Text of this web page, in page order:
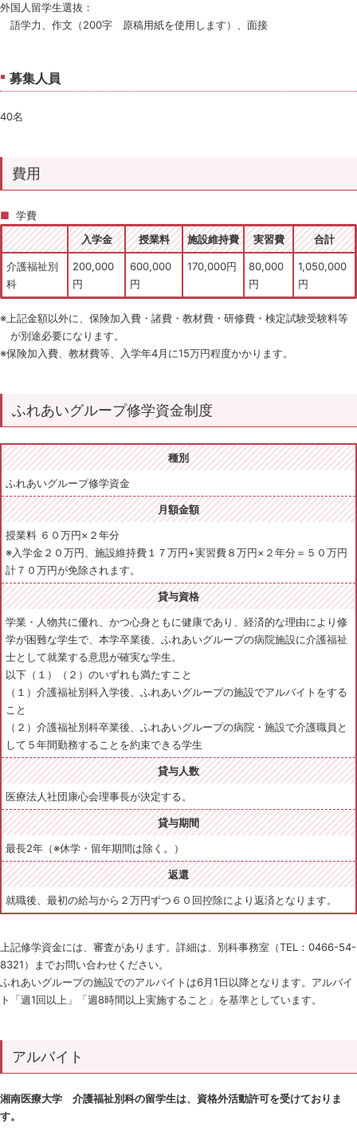
外国人留学生選抜：
語学力、作文（200字 原稿用紙を使用します）、面接
募集人員
40名
費用
学費
入学金
授業料 施設維持費 実習費 合計
介護福祉別
科
200,000
円
600,000
円
170,000円
80,000
円
1,050,000
円
※上記金額以外に、保険加入費・諸費・教材費・研修費・検定試験受験料等
が別途必要になります。
※保険加入費、教材費等、入学年4月に15万円程度かかります。
ふれあいグループ修学資金制度
種別
ふれあいグループ修学資金
月額金額
授業料 ６０万円×２年分
※入学金２０万円、施設維持費１７万円+実習費８万円×２年分＝５０万円
計７０万円が免除されます。
貸与資格
学業・人物共に優れ、かつ心身ともに健康であり、経済的な理由により修
学が困難な学生で、本学卒業後、ふれあいグループの病院施設に介護福祉
士として就業する意思が確実な学生。
以下（１）（２）のいずれも満たすこと
（１）介護福祉別科入学後、ふれあいグループの施設でアルバイトをする
こと
（２）介護福祉別科卒業後、ふれあいグループの病院・施設で介護職員と
して５年間勤務することを約束できる学生
貸与人数
医療法人社団康心会理事長が決定する。
貸与期間
最長2年（※休学・留年期間は除く。）
返還
就職後、最初の給与から２万円ずつ６０回控除により返済となります。
上記修学資金には、審査があります。詳細は、別科事務室（TEL：0466-54-
8321）までお問い合わせください。
ふれあいグループの施設でのアルバイトは6月1日以降となります。アルバイ
ト「週1回以上」「週8時間以上実施すること」を基準としています。
アルバイト
湘南医療大学 介護福祉別科の留学生は、資格外活動許可を受けておりま
す。